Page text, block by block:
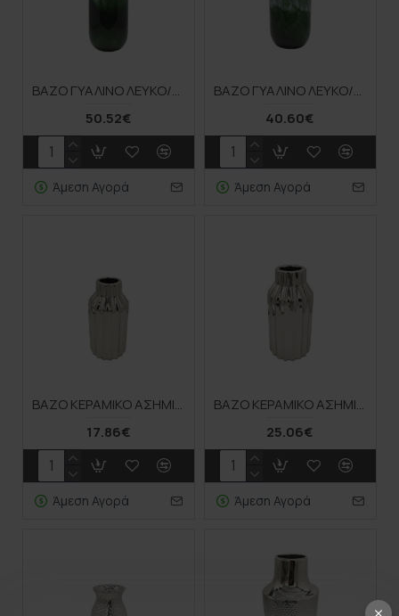
ΒΑΖΟ ΓΥΑΛΙNO ΛΕΥΚΟ/ΠΡΑΣΙΝΟ FANTASY ΨΗΛΟ - Φ14x45.5cm 1/4ΚΙΒ
50.52€
Άμεση Αγορά
ΒΑΖΟ ΓΥΑΛΙΝΟ ΛΕΥΚΟ/ΠΡΑΣΙΝΟ FANTASY ΧΑΜΗΛΟ - Φ15x35cm 1/6KIB
40.60€
Άμεση Αγορά
ΒΑΖΟ ΚΕΡΑΜΙΚΟ ΑΣΗΜΙ ΚΑΘΕΤΕΣ ΠΤΥΧΕΣ 11,5x23,5CM 12/box
17.86€
Άμεση Αγορά
ΒΑΖΟ ΚΕΡΑΜΙΚΟ ΑΣΗΜΙ ΚΑΘΕΤΕΣ ΠΤΥΧΕΣ 13,5x27,5CM 8/box
25.06€
Άμεση Αγορά